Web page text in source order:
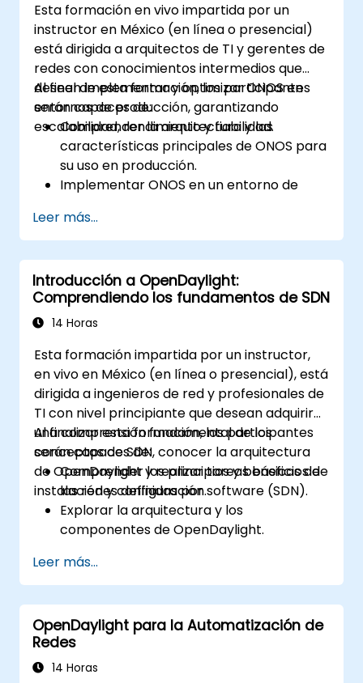
Esta formación en vivo impartida por un
instructor en México (en línea o presencial)
está dirigida a arquitectos de TI y gerentes de
redes con conocimientos intermedios que
deseen implementar y optimizar ONOS en
entornos de producción, garantizando
escalabilidad, rendimiento y fiabilidad.
Al final de esta formación, los participantes
serán capaces de:
Comprender la arquitectura y las
características principales de ONOS para
su uso en producción.
Implementar ONOS en un entorno de
prácticas.
Configurar clústeres, redundancia y
tolerancia a fallos en ONOS.
Monitorear, solucionar problemas y
optimizar los despliegues de ONOS para
mejorar la escalabilidad y el rendimiento.
herramientas de red existentes.
Planificar y ejecutar un proceso exitoso
de actualización de ONOS.
Leer más...
Introducción a OpenDaylight:
Comprendiendo los fundamentos de SDN
14 Horas
Esta formación impartida por un instructor,
en vivo en México (en línea o presencial), está
dirigida a ingenieros de red y profesionales de
TI con nivel principiante que desean adquirir
una comprensión fundamental de los
conceptos de SDN, conocer la arquitectura
de OpenDaylight y realizar tareas básicas de
instalación y configuración.
Al finalizar esta formación, los participantes
serán capaces de:
Comprender los principios y beneficios de
las redes definidas por software (SDN).
Explorar la arquitectura y los
componentes de OpenDaylight.
sistema Linux.
Integrar OpenDaylight con dispositivos de
red.
Ejecutar operaciones y comandos
básicos de OpenDaylight.
Leer más...
OpenDaylight para la Automatización de
Redes
14 Horas